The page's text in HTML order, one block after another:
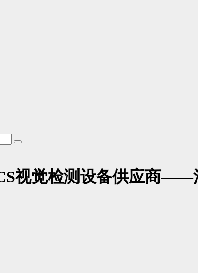
视觉检测设备供应商——